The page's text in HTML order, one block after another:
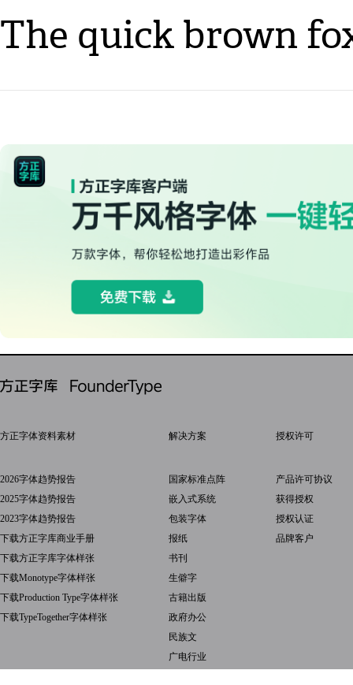
The quick brown
方正字体资料素材
2026字体趋势报告
2025字体趋势报告
2023字体趋势报告
下载方正字库商业手册
下载方正字库字体样张
下载Monotype字体样张
下载Production Type字体样张
下载TypeTogether字体样张
解决方案
国家标准点阵
嵌入式系统
包装字体
报纸
书刊
生僻字
古籍出版
政府办公
民族文
广电行业
授权许可
产品许可协议
获得授权
授权认证
品牌客户